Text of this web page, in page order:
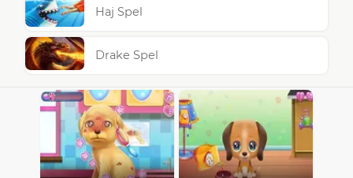
Haj Spel
Drake Spel